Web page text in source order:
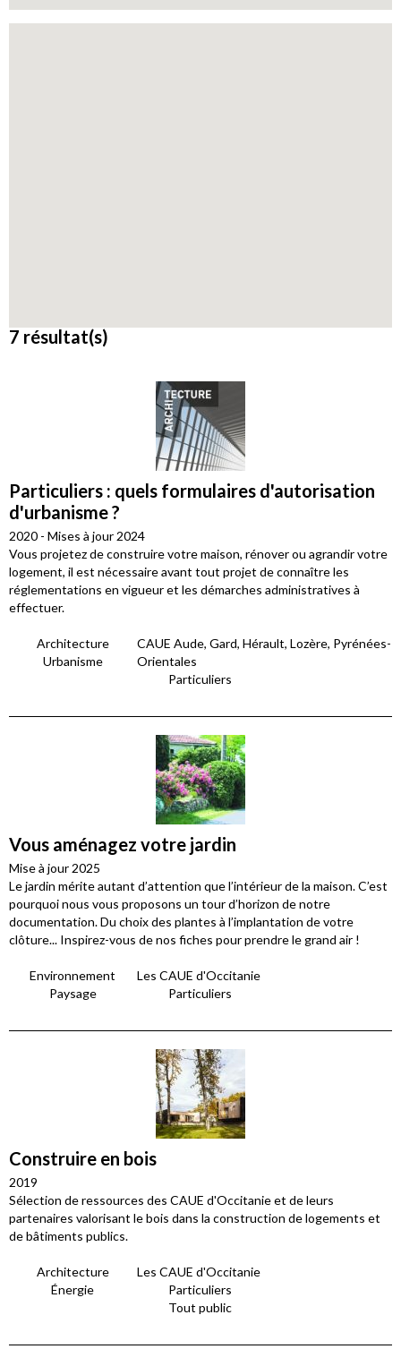
7 résultat(s)
Particuliers : quels formulaires d'autorisation
d'urbanisme ?
2020 - Mises à jour 2024
Vous projetez de construire votre maison, rénover ou agrandir votre
logement, il est nécessaire avant tout projet de connaître les
réglementations en vigueur et les démarches administratives à
effectuer.
Architecture
Urbanisme
CAUE Aude, Gard, Hérault, Lozère, Pyrénées-
Orientales
Particuliers
Vous aménagez votre jardin
Mise à jour 2025
Le jardin mérite autant d’attention que l’intérieur de la maison. C’est
pourquoi nous vous proposons un tour d’horizon de notre
documentation. Du choix des plantes à l’implantation de votre
clôture... Inspirez-vous de nos fiches pour prendre le grand air !
Environnement
Paysage
Les CAUE d'Occitanie
Particuliers
Construire en bois
2019
Sélection de ressources des CAUE d'Occitanie et de leurs
partenaires valorisant le bois dans la construction de logements et
de bâtiments publics.
Architecture
Énergie
Les CAUE d'Occitanie
Particuliers
Tout public